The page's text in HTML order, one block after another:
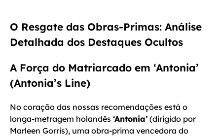
O Resgate das Obras-Primas: Análise
Detalhada dos Destaques Ocultos
A Força do Matriarcado em ‘Antonia’
(Antonia’s Line)
No coração das nossas recomendações está o
longa-metragem holandês ‘Antonia’ (dirigido por
Marleen Gorris), uma obra-prima vencedora do